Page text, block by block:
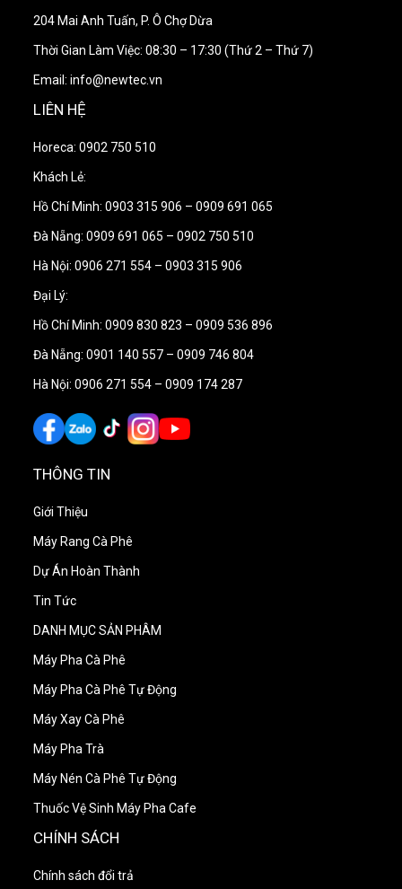
204 Mai Anh Tuấn, P. Ô Chợ Dừa
Thời Gian Làm Việc: 08:30 – 17:30 (Thứ 2 – Thứ 7)
Email: info@newtec.vn
LIÊN HỆ
Horeca: 0902 750 510
Khách Lẻ:
Hồ Chí Minh: 0903 315 906 – 0909 691 065
Đà Nẵng: 0909 691 065 – 0902 750 510
Hà Nội: 0906 271 554 – 0903 315 906
Đại Lý:
Hồ Chí Minh: 0909 830 823 – 0909 536 896
Đà Nẵng: 0901 140 557 – 0909 746 804
Hà Nội: 0906 271 554 – 0909 174 287
THÔNG TIN
Giới Thiệu
Máy Rang Cà Phê
Dự Án Hoàn Thành
Tin Tức
DANH MỤC SẢN PHÂM
Máy Pha Cà Phê
Máy Pha Cà Phê Tự Động
Máy Xay Cà Phê
Máy Pha Trà
Máy Nén Cà Phê Tự Động
Thuốc Vệ Sinh Máy Pha Cafe
CHÍNH SÁCH
Chính sách đổi trả